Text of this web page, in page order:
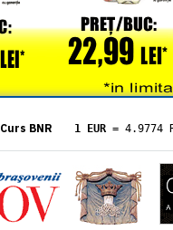
Curs BNR 1 EUR = 4.9774
= 5.8304
1 XAU= 464.4611
1 AED= 1.1933
1 AUD= 2.7957
1 BGN= 2.5449